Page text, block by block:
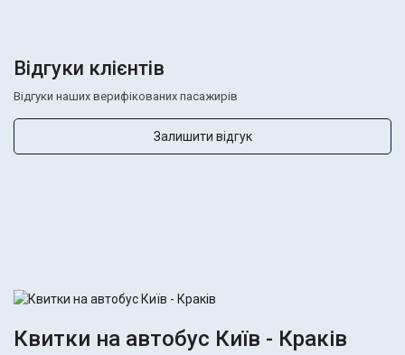
Відгуки клієнтів
Відгуки наших верифікованих пасажирів
Залишити відгук
Квитки на автобус Київ - Краків